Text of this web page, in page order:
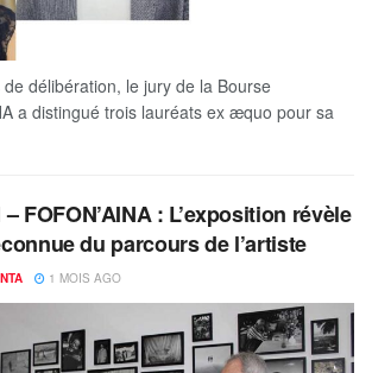
délibération, le jury de la Bourse
a distingué trois lauréats ex æquo pour sa
FOFON’AINA : L’exposition révèle
du parcours de l’artiste
1 MOIS AGO